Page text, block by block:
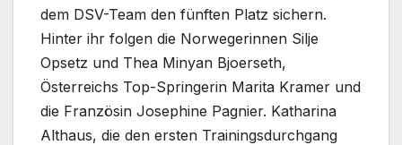
dem DSV-Team den fünften Platz sichern.
Hinter ihr folgen die Norwegerinnen Silje
Opsetz und Thea Minyan Bjoerseth,
Österreichs Top-Springerin Marita Kramer und
die Französin Josephine Pagnier. Katharina
Althaus, die den ersten Trainingsdurchgang